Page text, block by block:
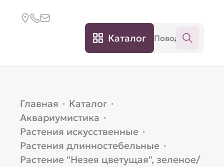
Каталог
Главная · Каталог ·
Аквариумистика ·
Растения искусственные ·
Растения длинностебельные ·
Растение "Незея цветущая", зеленое/